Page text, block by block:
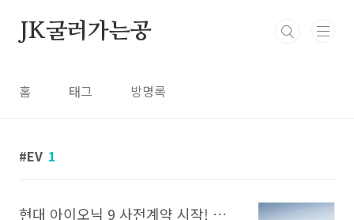
JK굴러가는공
홈 태그 방명록
EV 1
현대 아이오닉 9 사전계약 시작! 가격부터 스펙까지 총정리